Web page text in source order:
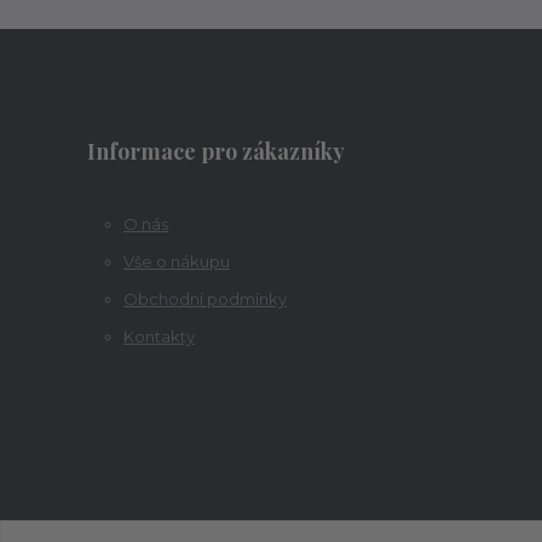
Informace pro zákazníky
O nás
Vše o nákupu
Obchodní podmínky
Kontakty